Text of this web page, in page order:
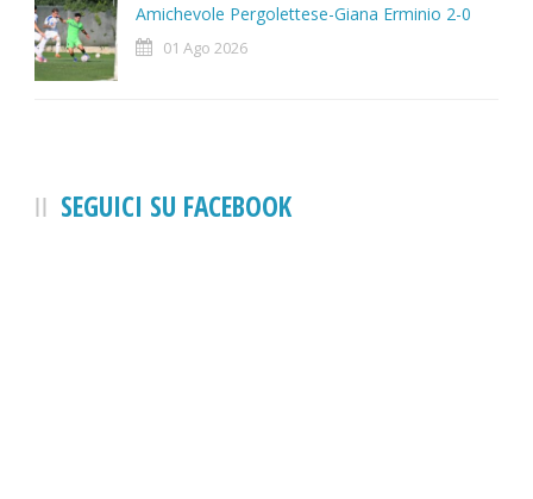
Amichevole Pergolettese-Giana Erminio 2-0
01 Ago 2026
SEGUICI SU FACEBOOK